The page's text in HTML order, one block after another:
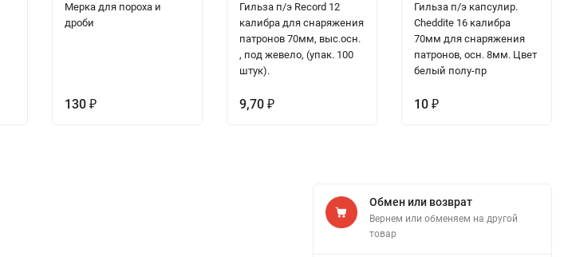
Мерка для пороха и
дроби
130 ₽
Гильза п/э Record 12
калибра для снаряжения
патронов 70мм, выс.осн.
, под жевело, (упак. 100
штук).
9,70 ₽
Гильза п/э капсулир.
Сheddite 16 калибра
70мм для снаряжения
патронов, осн. 8мм. Цвет
белый полу-пр
10 ₽
Обмен или возврат
Вернем или обменяем на другой
товар